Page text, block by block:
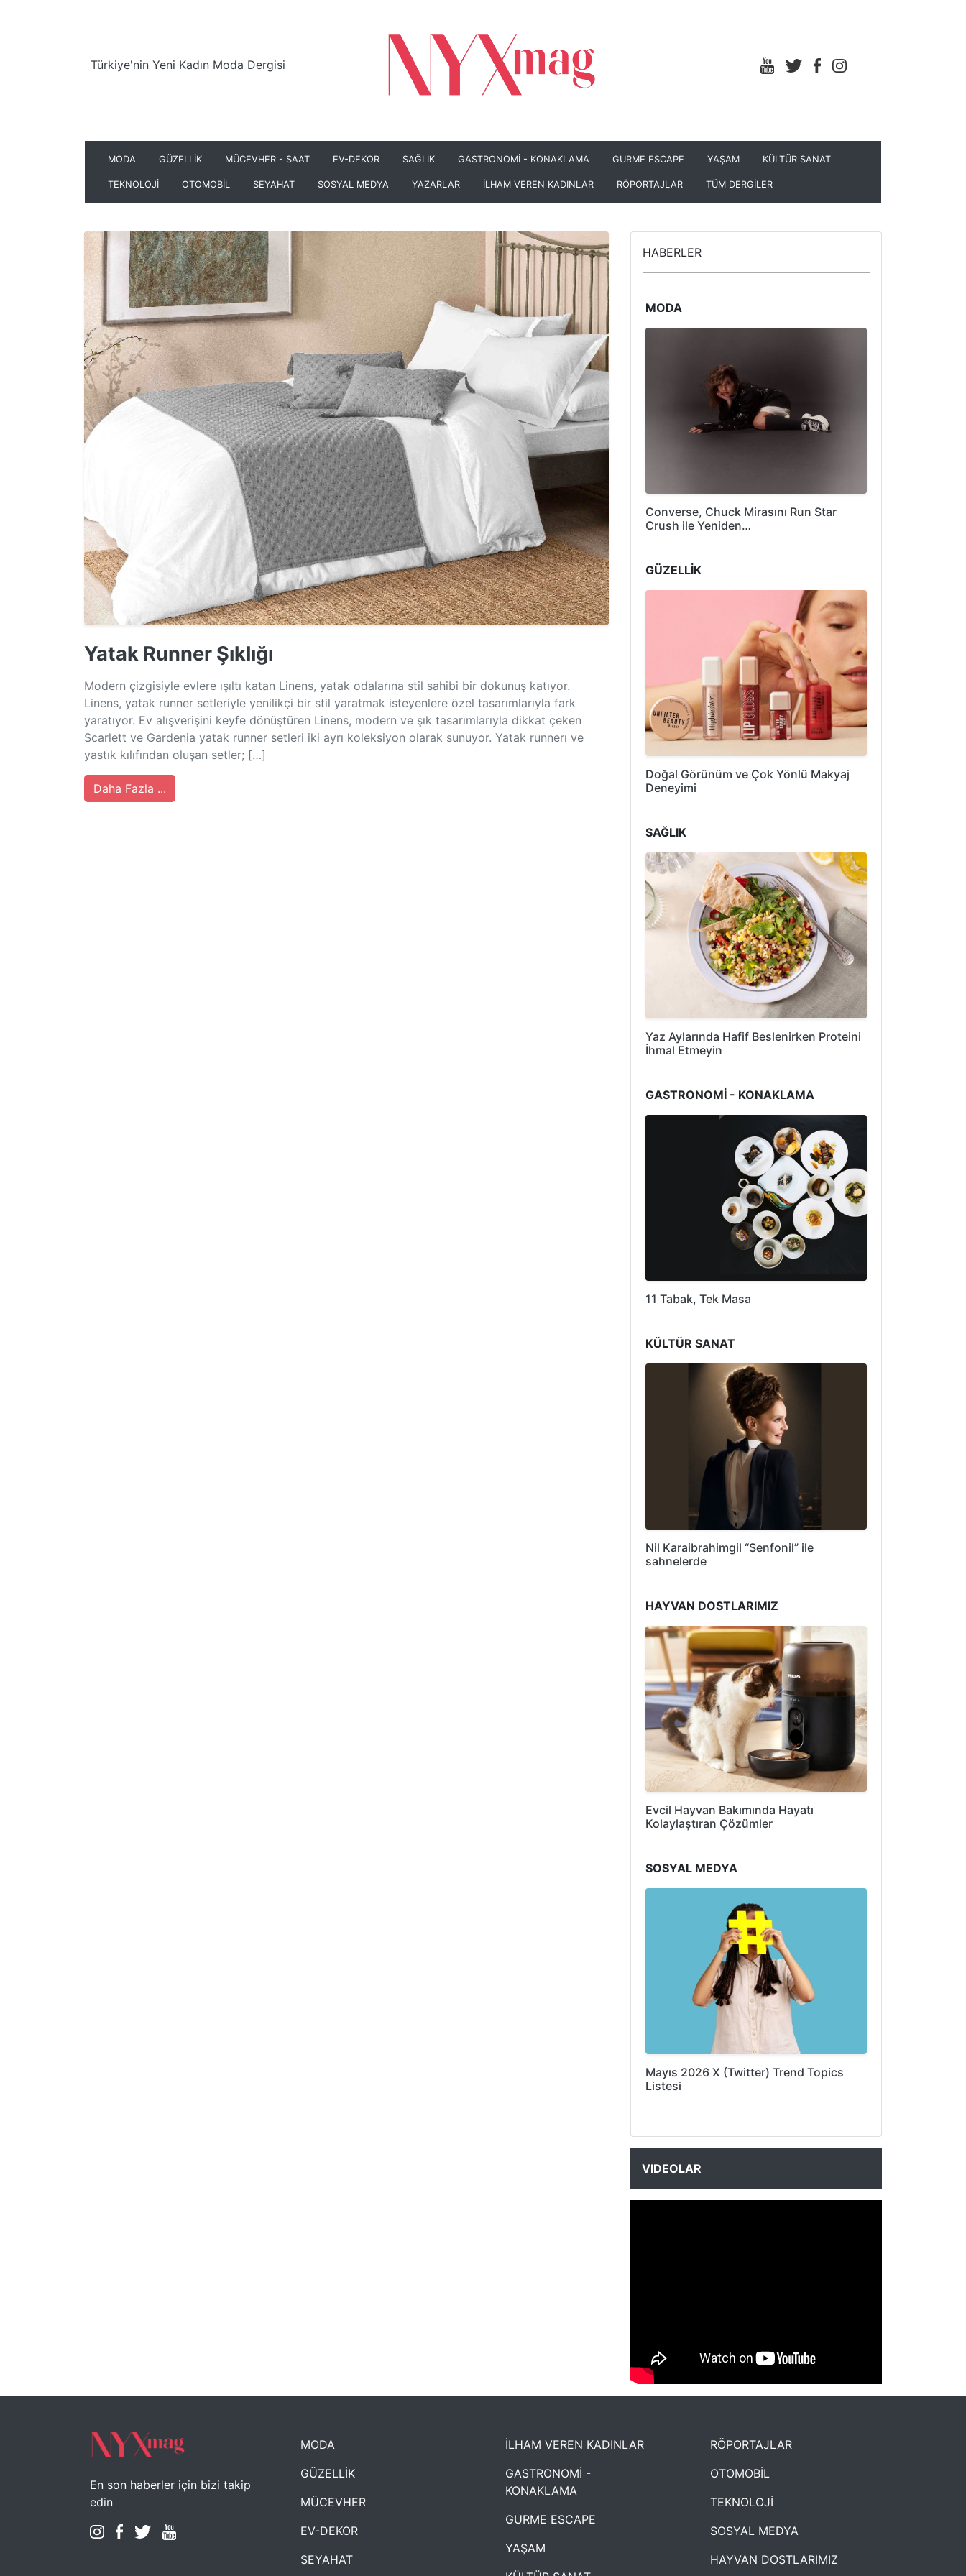
Türkiye'nin Yeni Kadın Moda Dergisi
MODA GÜZELLİK MÜCEVHER - SAAT EV-DEKOR SAĞLIK GASTRONOMİ - KONAKLAMA GURME ESCAPE YAŞAM KÜLTÜR SANAT
TEKNOLOJİ OTOMOBİL SEYAHAT SOSYAL MEDYA YAZARLAR İLHAM VEREN KADINLAR RÖPORTAJLAR TÜM DERGİLER
Yatak Runner Şıklığı
Modern çizgisiyle evlere ışıltı katan Linens, yatak odalarına stil sahibi bir dokunuş katıyor.
Linens, yatak runner setleriyle yenilikçi bir stil yaratmak isteyenlere özel tasarımlarıyla fark
yaratıyor. Ev alışverişini keyfe dönüştüren Linens, modern ve şık tasarımlarıyla dikkat çeken
Scarlett ve Gardenia yatak runner setleri iki ayrı koleksiyon olarak sunuyor. Yatak runnerı ve
yastık kılıfından oluşan setler; […]
Daha Fazla ...
HABERLER
MODA
Converse, Chuck Mirasını Run Star
Crush ile Yeniden…
GÜZELLİK
Doğal Görünüm ve Çok Yönlü Makyaj
Deneyimi
SAĞLIK
Yaz Aylarında Hafif Beslenirken Proteini
İhmal Etmeyin
GASTRONOMİ - KONAKLAMA
11 Tabak, Tek Masa
KÜLTÜR SANAT
Nil Karaibrahimgil “Senfonil” ile
sahnelerde
HAYVAN DOSTLARIMIZ
Evcil Hayvan Bakımında Hayatı
Kolaylaştıran Çözümler
SOSYAL MEDYA
Mayıs 2026 X (Twitter) Trend Topics
Listesi
VIDEOLAR
NYXmag 2. Yaş Kutlama Etkinliği
En son haberler için bizi takip
edin
MODA
GÜZELLİK
MÜCEVHER
EV-DEKOR
SEYAHAT
İLHAM VEREN KADINLAR
GASTRONOMİ -
KONAKLAMA
GURME ESCAPE
YAŞAM
RÖPORTAJLAR
OTOMOBİL
TEKNOLOJİ
SOSYAL MEDYA
HAYVAN DOSTLARIMIZ